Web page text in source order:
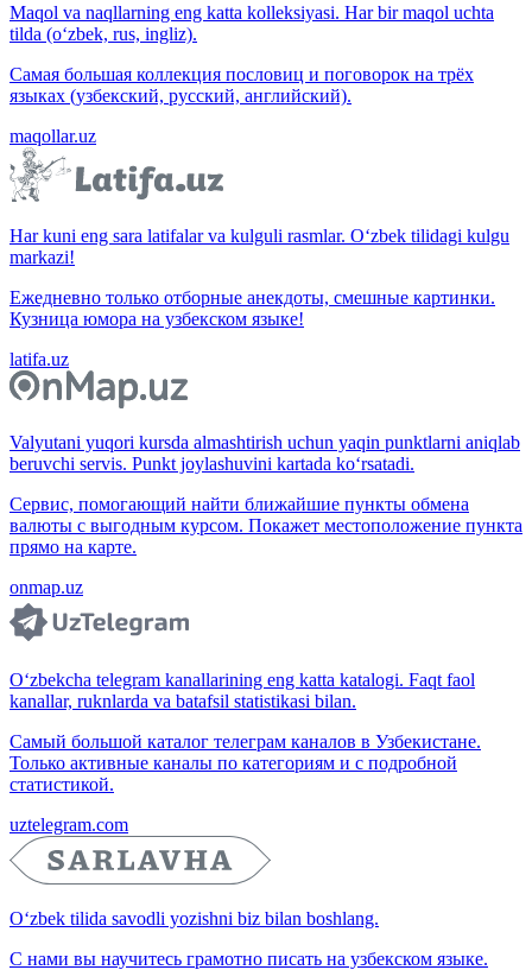
Maqol va naqllarning eng katta kolleksiyasi. Har bir maqol uchta
tilda (o‘zbek, rus, ingliz).
Самая большая коллекция пословиц и поговорок на трёх
языках (узбекский, русский, английский).
maqollar.uz
Har kuni eng sara latifalar va kulguli rasmlar. O‘zbek tilidagi kulgu
markazi!
Ежедневно только отборные анекдоты, смешные картинки.
Кузница юмора на узбекском языке!
latifa.uz
Valyutani yuqori kursda almashtirish uchun yaqin punktlarni aniqlab
beruvchi servis. Punkt joylashuvini kartada ko‘rsatadi.
Сервис, помогающий найти ближайшие пункты обмена
валюты с выгодным курсом. Покажет местоположение пункта
прямо на карте.
onmap.uz
O‘zbekcha telegram kanallarining eng katta katalogi. Faqt faol
kanallar, ruknlarda va batafsil statistikasi bilan.
Самый большой каталог телеграм каналов в Узбекистане.
Только активные каналы по категориям и с подробной
статистикой.
uztelegram.com
O‘zbek tilida savodli yozishni biz bilan boshlang.
С нами вы научитесь грамотно писать на узбекском языке.